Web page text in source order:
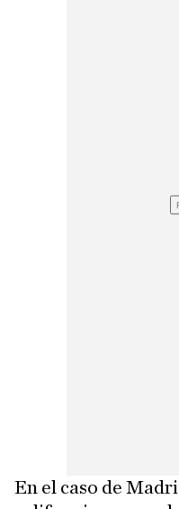
En el caso de